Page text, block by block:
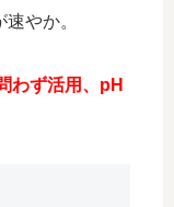
やか。
わず活用、pH